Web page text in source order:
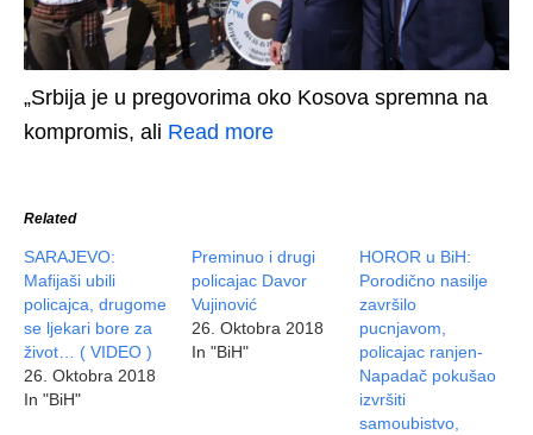
„Srbija je u pregovorima oko Kosova spremna na
kompromis, ali Read more
Related
SARAJEVO:
Mafijaši ubili
policajca, drugome
se ljekari bore za
život… ( VIDEO )
26. Oktobra 2018
In "BiH"
Preminuo i drugi
policajac Davor
Vujinović
26. Oktobra 2018
In "BiH"
HOROR u BiH:
Porodično nasilje
završilo
pucnjavom,
policajac ranjen-
Napadač pokušao
izvršiti
samoubistvo,